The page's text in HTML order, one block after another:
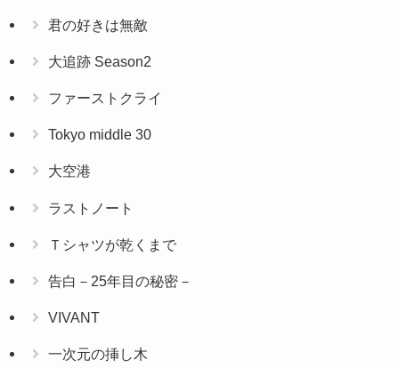
君の好きは無敵
大追跡 Season2
ファーストクライ
Tokyo middle 30
大空港
ラストノート
Ｔシャツが乾くまで
告白－25年目の秘密－
VIVANT
一次元の挿し木